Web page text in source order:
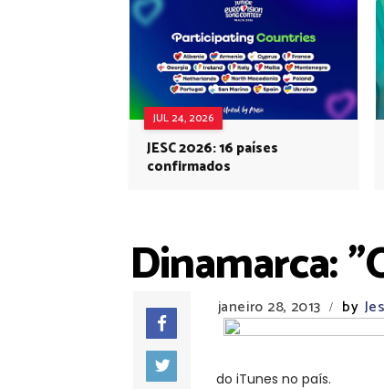
JUL 24, 2026
JESC 2026: 16 países
confirmados
Dinamarca:
janeiro 28, 2013 / by
do iTunes no país.